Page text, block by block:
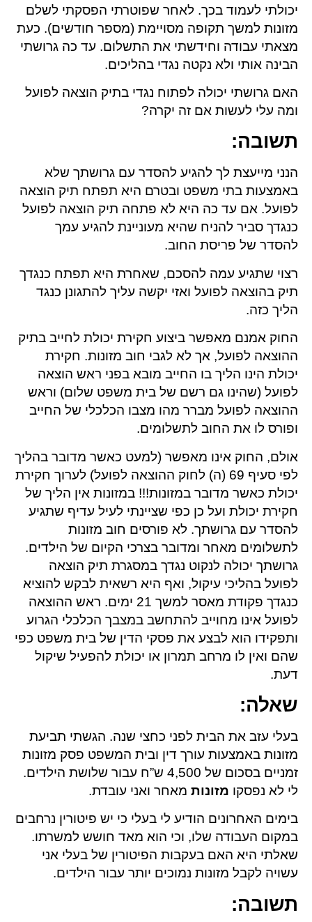
יכולתי לעמוד בכך. לאחר שפוטרתי הפסקתי לשלם
מזונות למשך תקופה מסויימת (מספר חודשים). כעת
מצאתי עבודה וחידשתי את התשלום. עד כה גרושתי
הבינה אותי ולא נקטה נגדי בהליכים.
האם גרושתי יכולה לפתוח נגדי בתיק הוצאה לפועל
ומה עלי לעשות אם זה יקרה?
תשובה:
הנני מייעצת לך להגיע להסדר עם גרושתך שלא
באמצעות בתי משפט ובטרם היא תפתח תיק הוצאה
לפועל. אם עד כה היא לא פתחה תיק הוצאה לפועל
כנגדך סביר להניח שהיא מעוניינת להגיע עמך
להסדר של פריסת החוב.
רצוי שתגיע עמה להסכם, שאחרת היא תפתח כנגדך
תיק בהוצאה לפועל ואזי יקשה עליך להתגונן כנגד
הליך כזה.
החוק אמנם מאפשר ביצוע חקירת יכולת לחייב בתיק
ההוצאה לפועל, אך לא לגבי חוב מזונות. חקירת
יכולת הינו הליך בו החייב מובא בפני ראש הוצאה
לפועל (שהינו גם רשם של בית משפט שלום) וראש
ההוצאה לפועל מברר מהו מצבו הכלכלי של החייב
ופורס לו את החוב לתשלומים.
אולם, החוק אינו מאפשר (למעט כאשר מדובר בהליך
לפי סעיף 69 (ה) לחוק ההוצאה לפועל) לערוך חקירת
יכולת כאשר מדובר במזונות!!! במזונות אין הליך של
חקירת יכולת ועל כן כפי שציינתי לעיל עדיף שתגיע
להסדר עם גרושתך. לא פורסים חוב מזונות
לתשלומים מאחר ומדובר בצרכי הקיום של הילדים.
גרושתך יכולה לנקוט נגדך במסגרת תיק הוצאה
לפועל בהליכי עיקול, ואף היא רשאית לבקש להוציא
כנגדך פקודת מאסר למשך 21 ימים. ראש ההוצאה
לפועל אינו מחוייב להתחשב במצבך הכלכלי הגרוע
ותפקידו הוא לבצע את פסקי הדין של בית משפט כפי
שהם ואין לו מרחב תמרון או יכולת להפעיל שיקול
דעת.
שאלה:
בעלי עזב את הבית לפני כחצי שנה. הגשתי תביעת
מזונות באמצעות עורך דין ובית המשפט פסק מזונות
זמניים בסכום של 4,500 ש”ח עבור שלושת הילדים.
לי לא נפסקו מזונות מאחר ואני עובדת.
בימים האחרונים הודיע לי בעלי כי יש פיטורין נרחבים
במקום העבודה שלו, וכי הוא מאד חושש למשרתו.
שאלתי היא האם בעקבות הפיטורין של בעלי אני
עשויה לקבל מזונות נמוכים יותר עבור הילדים.
תשובה: